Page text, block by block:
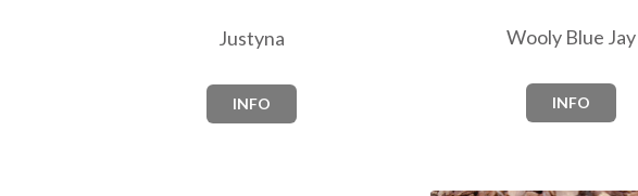
Justyna
INFO
Wooly Blue Jay
INFO